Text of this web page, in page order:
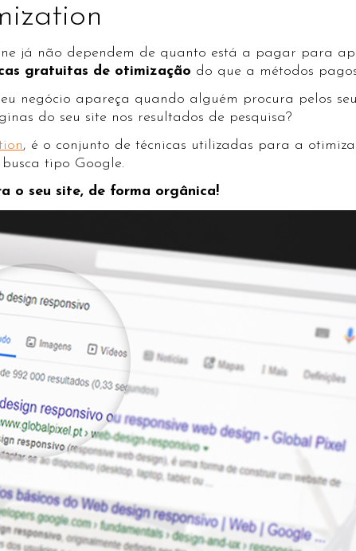
já não dependem de quanto está a pagar para
gratuitas de otimização do que a métodos
negócio apareça quando alguém procura pelos
do seu site nos resultados de pesquisa?
, é o conjunto de técnicas utilizadas para a
tipo Google.
o seu site, de forma orgânica!